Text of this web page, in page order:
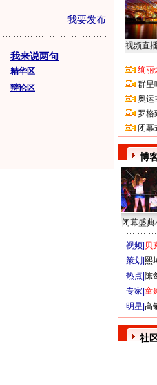
我要发布
我来说两句
精华区
辩论区
视频直
绚丽
群星
奥运
罗格
闭幕
博
闭幕盛典
视频| 贝
策划| 熙
热点| 陈
专家| 童
明星| 高
社